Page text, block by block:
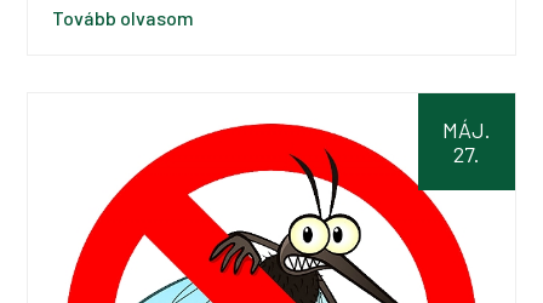
Tovább olvasom
MÁJ.
27.